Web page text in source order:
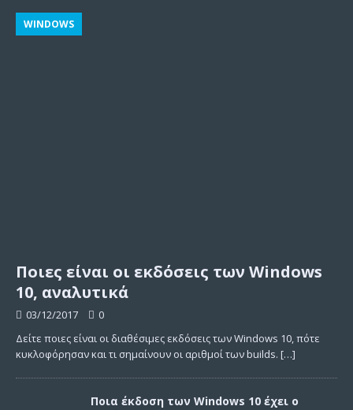
Ποιες είναι οι εκδόσεις των Windows
10, αναλυτικά
WINDOWS
03/12/2017
0
Δείτε ποιες είναι οι διαθέσιμες εκδόσεις των Windows 10, πότε
κυκλοφόρησαν και τι σημαίνουν οι αριθμοί των builds. […]
Ποια έκδοση των Windows 10 έχει ο